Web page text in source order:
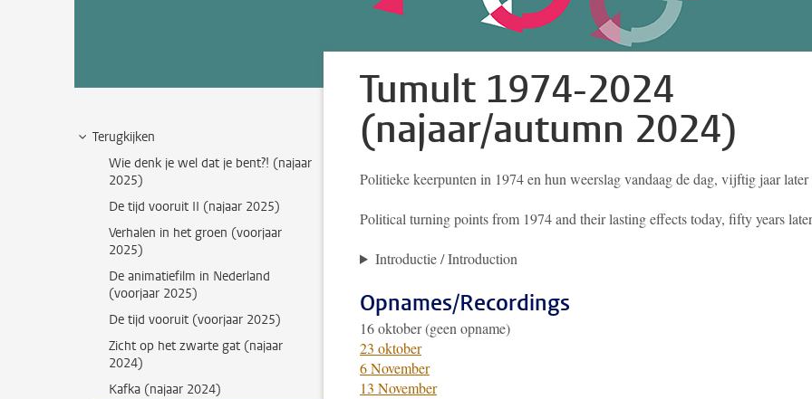
Terugkijken
Wie denk je wel dat je bent?! (najaar
2025)
De tijd vooruit II (najaar 2025)
Verhalen in het groen (voorjaar
2025)
De animatiefilm in Nederland
(voorjaar 2025)
De tijd vooruit (voorjaar 2025)
Zicht op het zwarte gat (najaar
2024)
Kafka (najaar 2024)
Tumult 1974-2024
(najaar/autumn 2024)
Politieke keerpunten in 1974 en hun weerslag vandaag de dag, vijftig jaar later
Political turning points from 1974 and their lasting effects today, fifty years later
Introductie / Introduction
Opnames/Recordings
16 oktober (geen opname)
23 oktober
6 November
13 November